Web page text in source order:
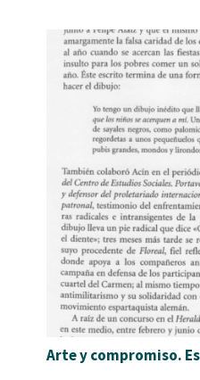
Arte y compromiso.